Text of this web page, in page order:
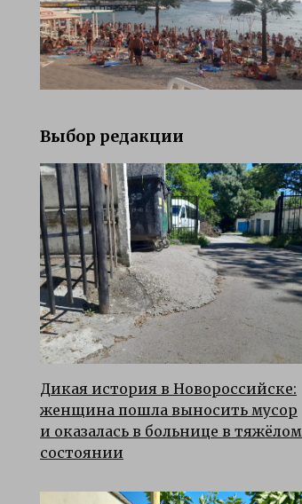
Выбор редакции
Дикая история в Новороссийске:
женщина пошла выносить мусор
и оказалась в больнице в тяжёлом
состоянии